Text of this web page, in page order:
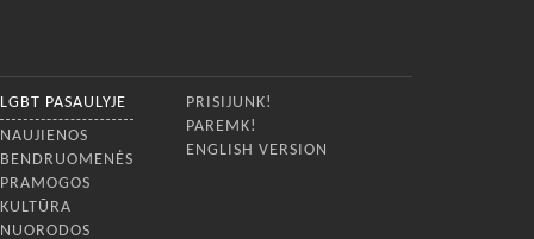
LGBT PASAULYJE
NAUJIENOS
BENDRUOMENĖS
PRAMOGOS
KULTŪRA
NUORODOS
PRISIJUNK!
PAREMK!
ENGLISH VERSION